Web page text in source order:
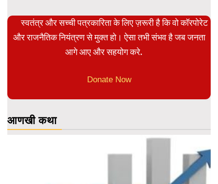
स्वतंत्र और सच्ची पत्रकारिता के लिए ज़रूरी है कि वो कॉरपोरेट
और राजनैतिक नियंत्रण से मुक्त हो। ऐसा तभी संभव है जब जनता
आगे आए और सहयोग करे.
Donate Now
आणखी कथा